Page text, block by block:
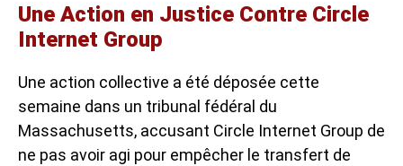
Une Action en Justice Contre Circle
Internet Group
Une action collective a été déposée cette
semaine dans un tribunal fédéral du
Massachusetts, accusant Circle Internet Group de
ne pas avoir agi pour empêcher le transfert de